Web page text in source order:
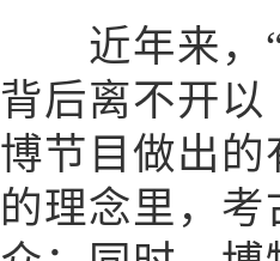
近年来，“
背后离不开
博节目做出的
的理念里，